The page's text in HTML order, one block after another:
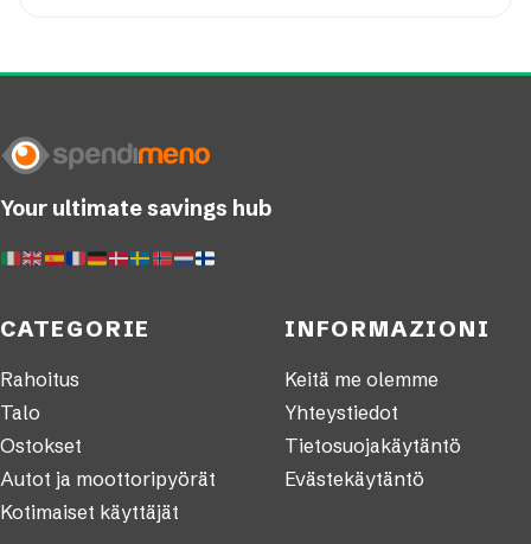
Your ultimate savings hub
CATEGORIE
Rahoitus
Talo
Ostokset
Autot ja moottoripyörät
Kotimaiset käyttäjät
INFORMAZIONI
Keitä me olemme
Yhteystiedot
Tietosuojakäytäntö
Evästekäytäntö